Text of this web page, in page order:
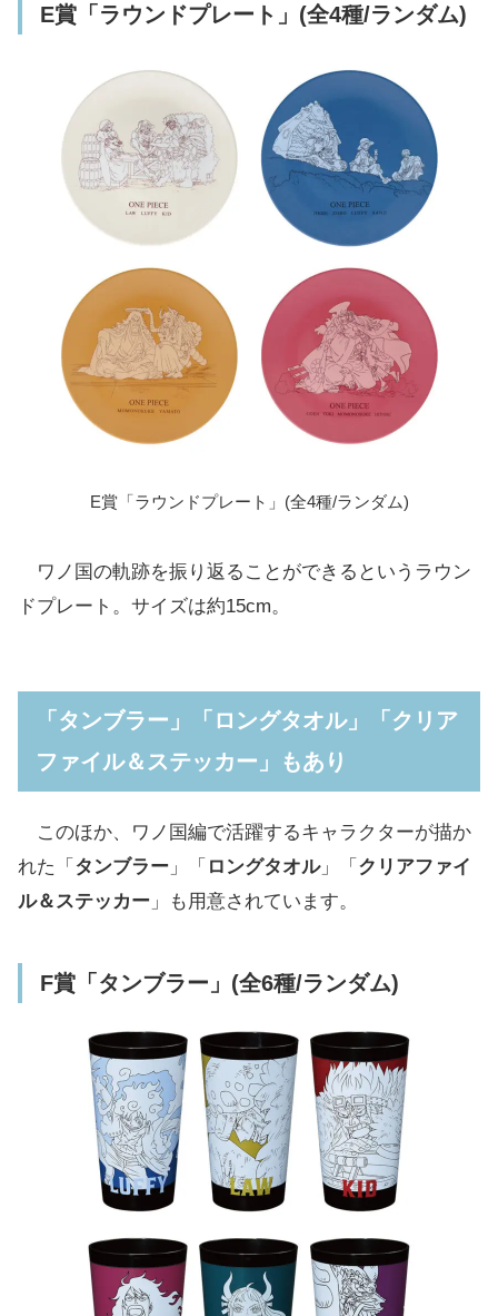
E賞「ラウンドプレート」(全4種/ランダム)
E賞「ラウンドプレート」(全4種/ランダム)
ワノ国の軌跡を振り返ることができるというラウン
ドプレート。サイズは約15cm。
「タンブラー」「ロングタオル」「クリア
ファイル＆ステッカー」もあり
このほか、ワノ国編で活躍するキャラクターが描か
れた「 タンブラー 」「 ロングタオル」「 クリアファイ
ル＆ステッカー 」も用意されています。
F賞「タンブラー」(全6種/ランダム)